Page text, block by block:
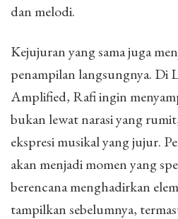
dan melodi.
Kejujuran yang sama juga
penampilan langsungnya.
Amplified, Rafi ingin
bukan lewat narasi yang
ekspresi musikal yang jujur.
akan menjadi momen yang
berencana menghadirkan
tampilkan sebelumnya,